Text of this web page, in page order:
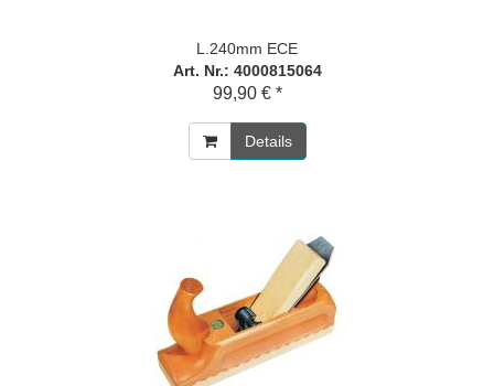
L.240mm ECE
Art. Nr.: 4000815064
99,90 € *
Details